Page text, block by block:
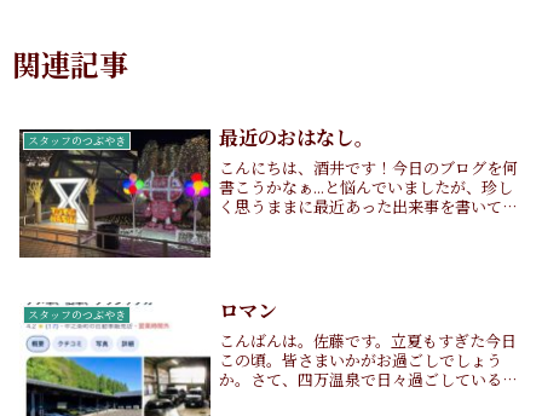
関連記事
スタッフのつぶやき 最近のおはなし。
こんにちは、酒井です！今日のブログを何
書こうかなぁ...と悩んでいましたが、珍し
く思うままに最近あった出来事を書いてい
スタッフのつぶやき ロマン
こんばんは。佐藤です。立夏もすぎた今日
この頃。皆さまいかがお過ごしでしょう
か。さて、四万温泉で日々過ごしている